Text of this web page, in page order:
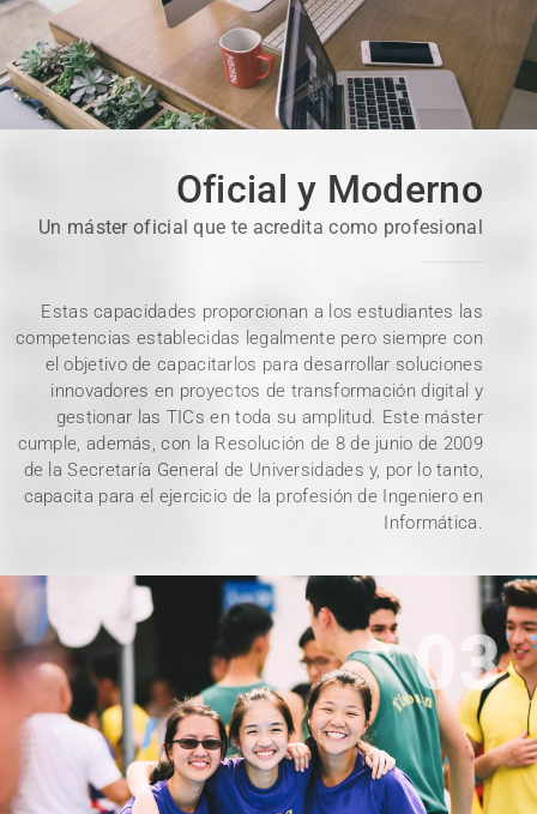
Oficial y Moderno
Un máster oficial que te acredita como profesional
Estas capacidades proporcionan a los estudiantes las
competencias establecidas legalmente pero siempre con
el objetivo de capacitarlos para desarrollar soluciones
innovadores en proyectos de transformación digital y
gestionar las TICs en toda su amplitud. Este máster
cumple, además, con la Resolución de 8 de junio de 2009
de la Secretaría General de Universidades y, por lo tanto,
capacita para el ejercicio de la profesión de Ingeniero en
Informática.
03